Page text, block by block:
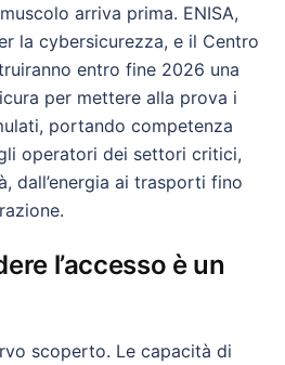
arriva prima. ENISA,
la cybersicurezza, e il Centro
entro fine 2026 una
per mettere alla prova i
portando competenza
operatori dei settori critici,
dall’energia ai trasporti fino
l’accesso è un
scoperto. Le capacità di